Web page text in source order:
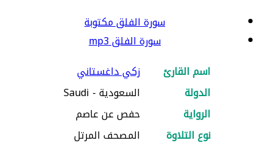
سورة الفلق مكتوبة
سورة الفلق mp3
اسم القارئ
زكي داغستاني
الدولة
السعودية - Saudi
الرواية
حفص عن عاصم
نوع التلاوة
المصحف المرتل